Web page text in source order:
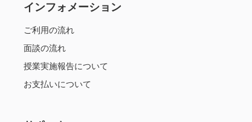
インフォメーション
ご利用の流れ
面談の流れ
授業実施報告について
お支払いについて